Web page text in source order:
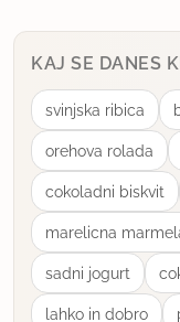
KAJ SE DANES
svinjska ribica
orehova rolada
cokoladni biskvit
marelicna
sadni jogurt
lahko in dobro